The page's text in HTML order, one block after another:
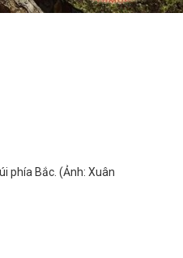
phía Bắc. (Ảnh: Xuân